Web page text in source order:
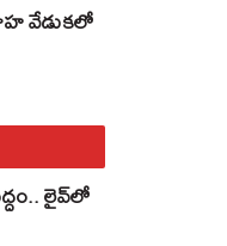
వేడుకలో
లైవ్‌లో